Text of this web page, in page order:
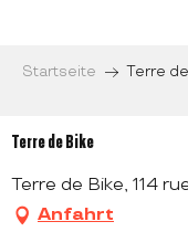
Startseite Terre
Terre de Bike
Terre de Bike, 114
Anfahrt